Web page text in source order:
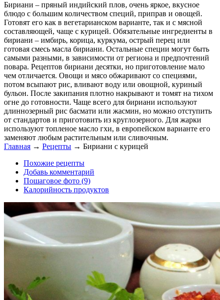
Бириани – пряный индийский плов, очень яркое, вкусное
блюдо с большим количеством специй, приправ и овощей.
Готовят его как в вегетарианском варианте, так и с мясной
составляющей, чаще с курицей. Обязательные ингредиенты в
бириани – имбирь, корица, куркума, острый перец или
готовая смесь масла бириани. Остальные специи могут быть
самыми разными, в зависимости от региона и предпочтений
повара. Рецептов бириани десятки, но приготовление мало
чем отличается. Овощи и мясо обжаривают со специями,
потом всыпают рис, вливают воду или овощной, куриный
бульон. После закипания плотно накрывают и томят на тихом
огне до готовности. Чаще всего для бириани используют
длиннозерный рис басмати или жасмин, но можно отступить
от стандартов и приготовить из круглозерного. Для жарки
используют топленое масло гхи, в европейском варианте его
заменяют любым растительным или сливочным.
Главная → Рецепты → Бириани с курицей
Похожие рецепты
Добавь комментарий
Пошаговое фото (9)
Калорийность продуктов